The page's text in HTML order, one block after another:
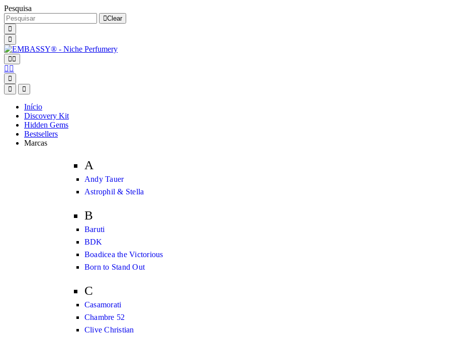
Pesquisa
Clear
Início
Discovery Kit
Hidden Gems
Bestsellers
Marcas
A
Andy Tauer
Astrophil & Stella
B
Baruti
BDK
Boadicea the Victorious
Born to Stand Out
C
Casamorati
Chambre 52
Clive Christian